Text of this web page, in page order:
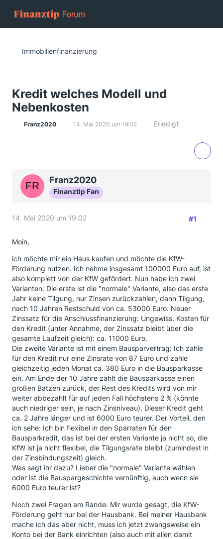
Immobilienfinanzierung
Kredit welches Modell und
Nebenkosten
Franz2020 14. Mai 2020 um 19:02 Erledigt
Franz2020
Finanztip Fan
14. Mai 2020 um 19:02 #1
Moin,
ich möchte mir ein Haus kaufen und möchte die KfW-
Förderung nutzen. Ich nehme insgesamt 100000 Euro auf, ist
also komplett von der KfW gefördert. Nun habe ich zwei
Varianten: Die erste ist die "normale" Variante, also das erste
Jahr keine Tilgung, nur Zinsen zurückzahlen, dann Tilgung,
nach 10 Jahren Restschuld von ca. 53000 Euro. Neuer
Zinssatz für die Anschlussfinanzierung: Ungewiss, Kosten für
den Kredit (unter Annahme, der Zinssatz bleibt über die
gesamte Laufzeit gleich): ca. 11000 Euro.
Die zweite Variante ist mit einem Bausparvertrag: Ich zahle
für den Kredit nur eine Zinsrate von 87 Euro und zahle
gleichzeitig jeden Monat ca. 380 Euro in die Bausparkasse
ein. Am Ende der 10 Jahre zahlt die Bausparkasse einen
großen Batzen zurück, der Rest des Kredits wird von mir
weiter abbezahlt für auf jeden Fall höchstens 2 % (könnte
auch niedriger sein, je nach Zinsniveau). Dieser Kredit geht
ca. 2 Jahre länger und ist 6000 Euro teurer. Der Vorteil, den
ich sehe: Ich bin flexibel in den Sparraten für den
Bausparkredit, das ist bei der ersten Variante ja nicht so, die
KfW ist ja nicht flexibel, die Tilgungsrate bleibt (zumindest in
der Zinsbindungszeit) gleich.
Was sagt ihr dazu? Lieber die "normale" Variante wählen
oder ist die Bauspargeschichte vernünftig, auch wenn sie
6000 Euro teurer ist?
Noch zwei Fragen am Rande: Mir wurde gesagt, die KfW-
Förderung geht nur bei der Hausbank. Bei meiner Hausbank
mache ich das aber nicht, muss ich jetzt zwangsweise ein
Konto bei der Bank einrichten (also auch mit allen damit